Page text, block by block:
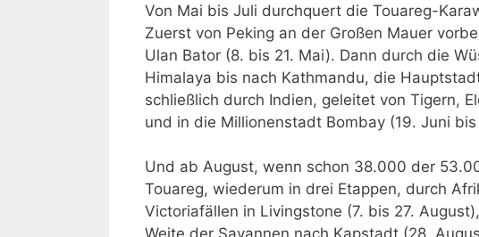
Von Mai bis Juli durchquert die Touareg-
Zuerst von Peking an der Großen Mauer
Ulan Bator (8. bis 21. Mai). Dann durch die
Himalaya bis nach Kathmandu, die
schließlich durch Indien, geleitet von Tigern,
und in die Millionenstadt Bombay (19. Juni
Und ab August, wenn schon 38.000 der
Touareg, wiederum in drei Etappen, durch
Victoriafällen in Livingstone (7. bis 27.